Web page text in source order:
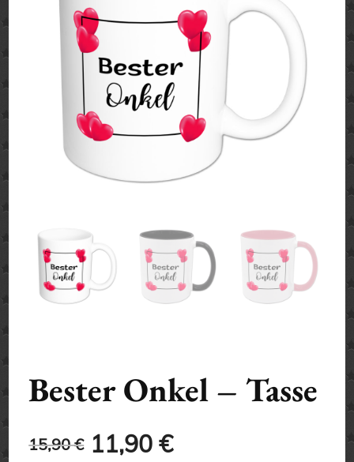
Bester Onkel – Tasse
15,90€ Ursprünglicher
11,90€Aktueller